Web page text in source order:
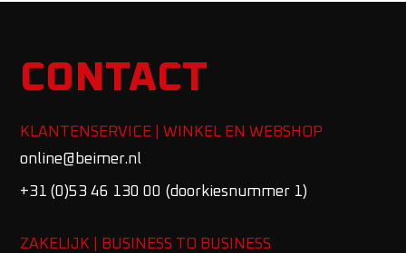
CONTACT
KLANTENSERVICE | WINKEL EN WEBSHOP
online@beimer.nl
+31 (0)53 46 130 00 (doorkiesnummer 1)
ZAKELIJK | BUSINESS TO BUSINESS